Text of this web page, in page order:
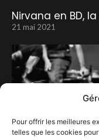
Pour offrir les meilleures
telles que les cookies
Nirvana en BD,
21 mai 2021